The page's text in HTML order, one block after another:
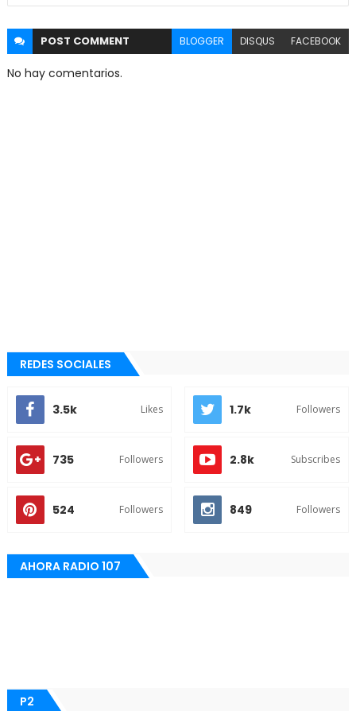
POST COMMENT BLOGGER DISQUS FACEBOOK
No hay comentarios.
REDES SOCIALES
3.5k Likes 1.7k Followers
735 Followers 2.8k Subscribes
524 Followers 849 Followers
AHORA RADIO 107
P2